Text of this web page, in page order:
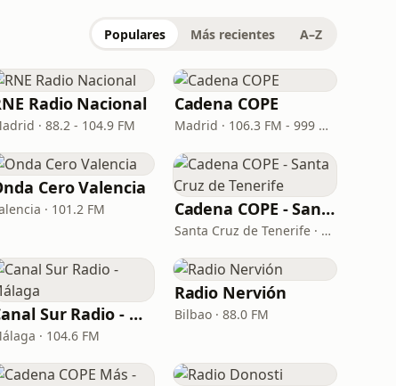
Populares Más recientes A–Z
Radio Nacional
· 88.2 - 104.9 FM
Cadena COPE
Madrid · 106.3 FM - 999 AM
Cero Valencia
· 101.2 FM Cadena COPE - Santa Cruz de Tenerife
Santa Cruz de Tenerife · 97.1 FM - 882 AM
Canal Sur Radio - Málaga
· 104.6 FM
Radio Nervión
Bilbao · 88.0 FM